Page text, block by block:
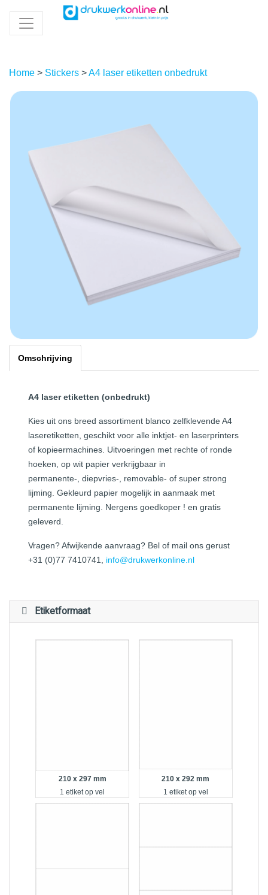
Home > Stickers >A4 laser etiketten onbedrukt
Omschrijving
A4 laser etiketten (onbedrukt)
Kies uit ons breed assortiment blanco zelfklevende A4
laseretiketten, geschikt voor alle inktjet- en laserprinters
of kopieermachines. Uitvoeringen met rechte of ronde
hoeken, op wit papier verkrijgbaar in
permanente-, diepvries-, removable- of super strong
lijming. Gekleurd papier mogelijk in aanmaak met
permanente lijming. Nergens goedkoper ! en gratis
geleverd.
Vragen? Afwijkende aanvraag? Bel of mail ons gerust
+31 (0)77 7410741, info@drukwerkonline.nl
Etiketformaat
210 x 297 mm
1 etiket op vel
210 x 292 mm
1 etiket op vel